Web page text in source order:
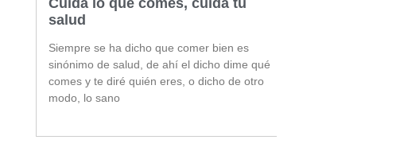
salud
Siempre se ha dicho que comer bien es
sinónimo de salud, de ahí el dicho dime qué
comes y te diré quién eres, o dicho de otro
modo, lo sano